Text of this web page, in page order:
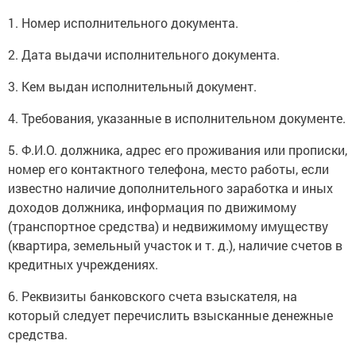
1. Номер исполнительного документа.
2. Дата выдачи исполнительного документа.
3. Кем выдан исполнительный документ.
4. Требования, указанные в исполнительном документе.
5. Ф.И.О. должника, адрес его проживания или прописки,
номер его контактного телефона, место работы, если
известно наличие дополнительного заработка и иных
доходов должника, информация по движимому
(транспортное средства) и недвижимому имуществу
(квартира, земельный участок и т. д.), наличие счетов в
кредитных учреждениях.
6. Реквизиты банковского счета взыскателя, на
который следует перечислить взысканные денежные
средства.